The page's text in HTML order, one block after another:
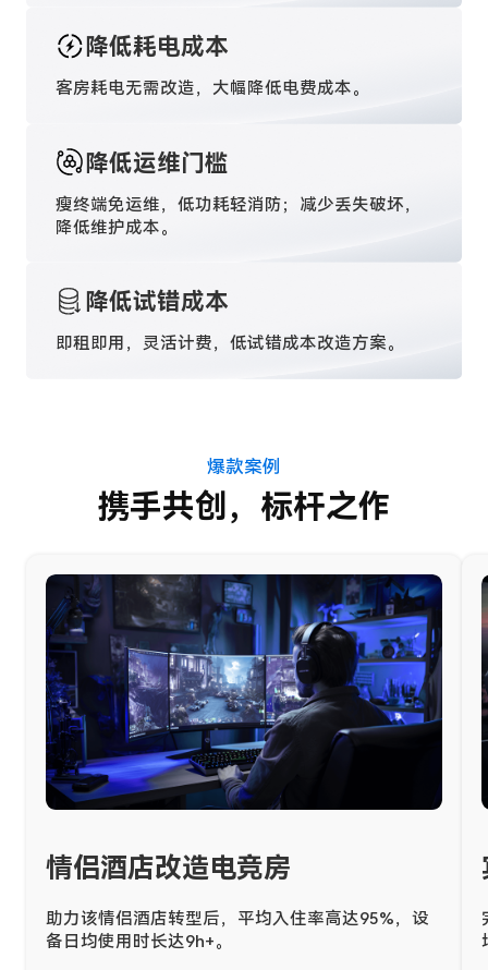
降低耗电成本
客房耗电无需改造，大幅降低电费成本。
降低运维门槛
瘦终端免运维，低功耗轻消防；减少丢失破坏，
降低维护成本。
降低试错成本
即租即用，灵活计费，低试错成本改造方案。
爆款案例
携手共创，标杆之作
情侣酒店改造电竞房
助力该情侣酒店转型后，平均入住率高达95%，设
备日均使用时长达9h+。